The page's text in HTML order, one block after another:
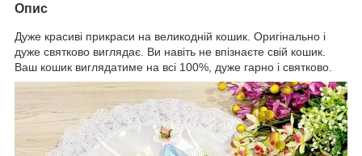
Опис
Дуже красиві прикраси на великодній кошик. Оригінально і
дуже святково виглядає. Ви навіть не впізнаєте свій кошик.
Ваш кошик виглядатиме на всі 100%, дуже гарно і святково.